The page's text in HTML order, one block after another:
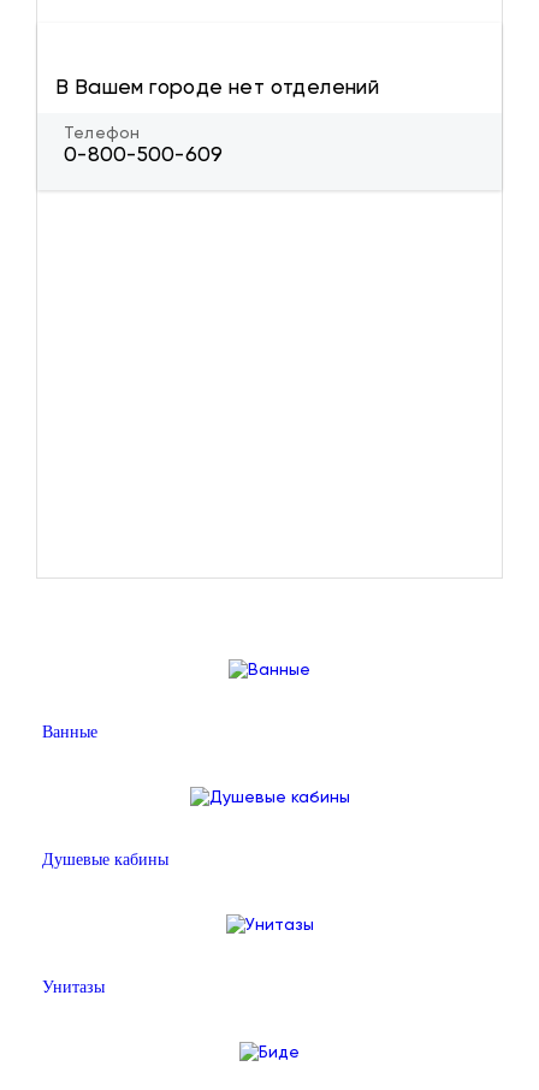
В Вашем городе нет отделений
Телефон
0-800-500-609
Ванные
Душевые кабины
Унитазы